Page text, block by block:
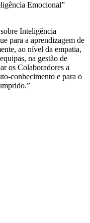
Emocional”
Inteligência
para a aprendizagem de
ao nível da empatia,
na gestão de
os Colaboradores a
conhecimento e para o